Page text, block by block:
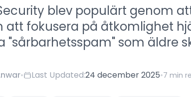
blev populärt genom
att fokusera på åtkomlighet
"sårbarhetsspam" som äldre
• Last Updated:24 december 2025•7 min